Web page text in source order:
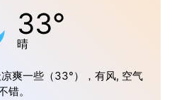
33°
晴
爽一些（33°），有风, 空气
错。